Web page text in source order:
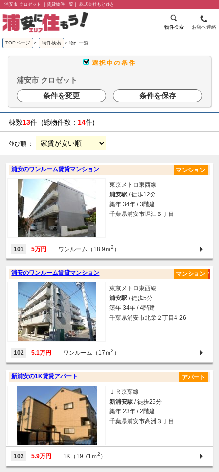
浦安市 クロゼット ｜賃貸物件一覧｜ 株式会社もとゆき
物件検索 お店へ連絡
TOPページ > 物件検索 > 物件一覧
選択中の条件
浦安市 クロゼット
条件を変更
条件を保存
棟数13件 (総物件数： 14件)
並び順 ：
浦安のワンルーム賃貸マンション マンション
東京メトロ東西線
浦安駅 / 徒歩12分
築年 34年 / 3階建
千葉県浦安市堀江５丁目
101 5万円 ワンルーム（18.9ｍ2 ）
浦安のワンルーム賃貸マンション マンション
東京メトロ東西線
浦安駅 / 徒歩5分
築年 34年 / 4階建
千葉県浦安市北栄２丁目4-26
102 5.1万円 ワンルーム（17ｍ2 ）
新浦安の1K賃貸アパート アパート
ＪＲ京葉線
新浦安駅 / 徒歩25分
築年 23年 / 2階建
千葉県浦安市高洲３丁目
102 5.9万円 1K（19.71ｍ2 ）